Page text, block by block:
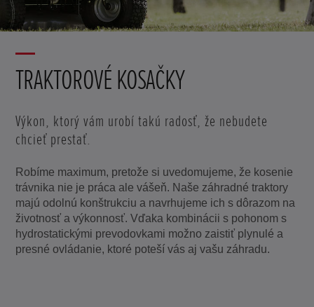
TRAKTOROVÉ KOSAČKY
Výkon, ktorý vám urobí takú radosť, že nebudete
chcieť prestať.
Robíme maximum, pretože si uvedomujeme, že kosenie
trávnika nie je práca ale vášeň. Naše záhradné traktory
majú odolnú konštrukciu a navrhujeme ich s dôrazom na
životnosť a výkonnosť. Vďaka kombinácii s pohonom s
hydrostatickými prevodovkami možno zaistiť plynulé a
presné ovládanie, ktoré poteší vás aj vašu záhradu.